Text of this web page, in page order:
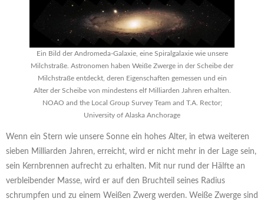
Kontakt
Ein Bild der Andromeda-Galaxie, eine Spiralgalaxie wie unsere
Milchstraße. Astronomen haben Weiße Zwerge in der Scheibe der
Milchstraße entdeckt, deren Eigenschaften gemessen und ein
Alter der Scheibe von mindestens elf Milliarden Jahren erhalten.
NOAO and the Local Group Survey Team and T.A. Rector;
University of Alaska Anchorage
Wenn ein Stern wie unsere Sonne ein hohes Alter, in etwa weiteren
sieben Milliarden Jahren, erreicht, wird er nicht mehr in der Lage sein,
sein Kernbrennen aufrecht zu erhalten. Mit nur rund der Hälfte an
verbleibender Masse, wird er auf den Bruchteil seines Radius
schrumpfen und zu einem Weißen Zwerg werden. Weiße Zwerge sind